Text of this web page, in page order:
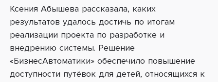
Ксения Абышева рассказала, каких
результатов удалось достичь по итогам
реализации проекта по разработке и
внедрению системы. Решение
«БизнесАвтоматики» обеспечило повышение
доступности путёвок для детей, относящихся к